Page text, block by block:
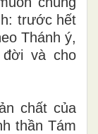
trước hết
Thánh ý,
và cho
chất của
thần Tám